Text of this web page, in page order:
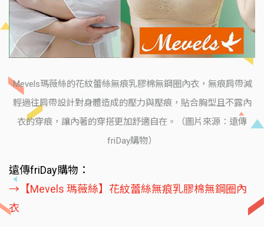
Mevels瑪薇絲的花紋蕾絲無痕乳膠棉無鋼圈內衣，無痕肩帶減
輕過往肩帶設計對身體造成的壓力與壓痕，貼合胸型且不露內
衣的穿痕，讓內著的穿搭更加舒適自在。（圖片來源：遠傳
friDay購物）
遠傳friDay購物：
→【Mevels 瑪薇絲】花紋蕾絲無痕乳膠棉無鋼圈內
衣